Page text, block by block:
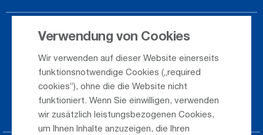
Verwendung von Cookies
Wir verwenden auf dieser Website einerseits
funktionsnotwendige Cookies („required
cookies”), ohne die die Website nicht
funktioniert. Wenn Sie einwilligen, verwenden
wir zusätzlich leistungsbezogenen Cookies,
um Ihnen Inhalte anzuzeigen, die Ihren
Ankunft / Abflug
Saisonflugplan
Webcam
Anreise